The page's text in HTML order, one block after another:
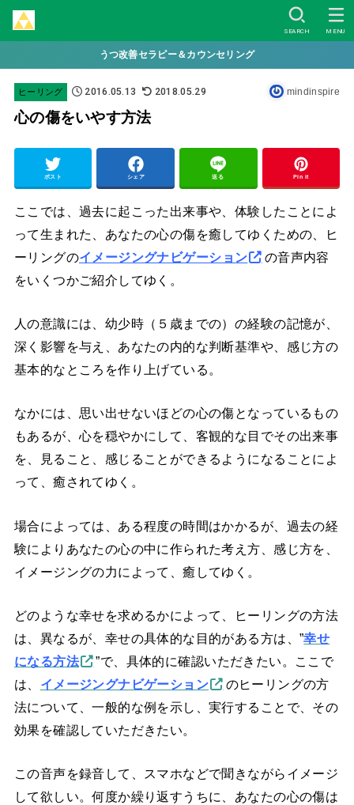
SEARCH MENU
うつ改善セラピー＆カウンセリング
ヒーリング 2016.05.13 2018.05.29 mindinspire
心の傷をいやす方法
ポスト シェア 送る Pin it
ここでは、過去に起こった出来事や、体験したことによ
って生まれた、あなたの心の傷を癒してゆくための、ヒ
ーリングのイメージングナビゲーション
の音声内容
をいくつかご紹介してゆく。
人の意識には、幼少時（５歳までの）の経験の記憶が、
深く影響を与え、あなたの内的な判断基準や、感じ方の
基本的なところを作り上げている。
なかには、思い出せないほどの心の傷となっているもの
もあるが、心を穏やかにして、客観的な目でその出来事
を、見ること、感じることができるようになることによ
って、癒されてゆく。
場合によっては、ある程度の時間はかかるが、過去の経
験によりあなたの心の中に作られた考え方、感じ方を、
イメージングの力によって、癒してゆく。
どのような幸せを求めるかによって、ヒーリングの方法
は、異なるが、幸せの具体的な目的がある方は、”幸せ
になる方法
”で、具体的に確認いただきたい。ここで
は、 イメージングナビゲーション
のヒーリングの方
法について、一般的な例を示し、実行することで、その
効果を確認していただきたい。
この音声を録音して、スマホなどで聞きながらイメージ
して欲しい。何度か繰り返すうちに、あなたの心の傷は